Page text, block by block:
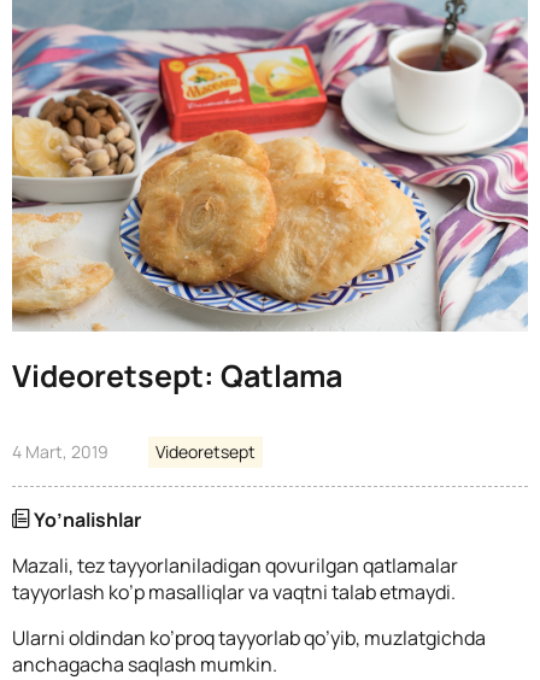
Videoretsept: Qatlama
4 Mart, 2019 Videoretsept
Yo’nalishlar
Mazali, tez tayyorlaniladigan qovurilgan qatlamalar
tayyorlash ko’p masalliqlar va vaqtni talab etmaydi.
Ularni oldindan ko’proq tayyorlab qo’yib, muzlatgichda
anchagacha saqlash mumkin.